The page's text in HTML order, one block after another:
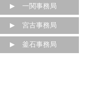
一関事務局
宮古事務局
釜石事務局